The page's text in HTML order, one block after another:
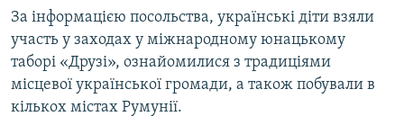
За інформацією посольства, українські діти взяли
участь у заходах у міжнародному юнацькому
таборі «Друзі», ознайомилися з традиціями
місцевої української громади, а також побували в
кількох містах Румунії.